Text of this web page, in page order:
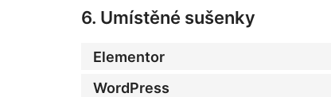
6. Umístěné sušenky
Elementor
WordPress